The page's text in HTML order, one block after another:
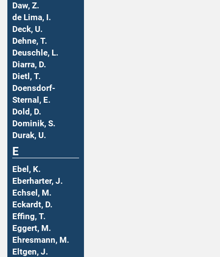
Daw, Z.
de Lima, I.
Deck, U.
Dehne, T.
Deuschle, L.
Diarra, D.
Dietl, T.
Doensdorf-
Sternal, E.
Dold, D.
Dominik, S.
Durak, U.
E
Ebel, K.
Eberharter, J.
Echsel, M.
Eckardt, D.
Effing, T.
Eggert, M.
Ehresmann, M.
Eltgen, J.